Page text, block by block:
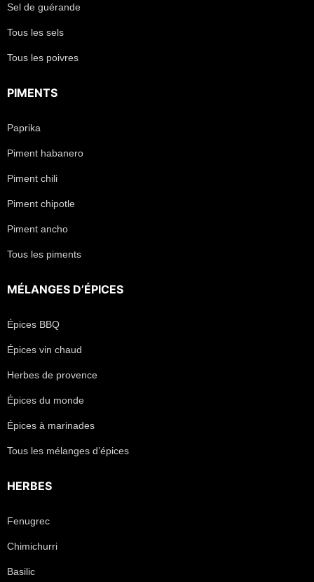
Sel de guérande
Tous les sels
Tous les poivres
PIMENTS
Paprika
Piment habanero
Piment chili
Piment chipotle
Piment ancho
Tous les piments
MÉLANGES D’ÉPICES
Épices BBQ
Épices vin chaud
Herbes de provence
Épices du monde
Épices à marinades
Tous les mélanges d’épices
HERBES
Fenugrec
Chimichurri
Basilic